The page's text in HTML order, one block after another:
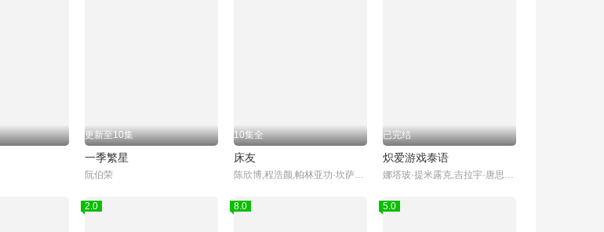
更新至10集
一季繁星
阮伯荣
10集全
床友
陈欣博,程浩颜,帕林亚功·坎萨瓦,图拓·科拉帕特,帕努帕特·阿诺玛契提,索恩塔斯特·布昂加姆,帕辛·利昂武,Chane Tawatson Plengsiriwat,Thomas Teetut Chungmanirat,Mark Sorntast Buangam,Pang Buntarika Singpha,Tom Ratchaneekorn Phanmanee
已完结
炽爱游戏泰语
娜塔玻·提米露克,吉拉宇·唐思苏克,阿曼娜·古尔,Chatayodom Hiranyatithi,娜姆拉荣·塔尼娅瑞丝,协塔朋·平朋,杜昂达·东卡米尼,皮茶帕·潘图慕钦达
2.0 8.0 5.0